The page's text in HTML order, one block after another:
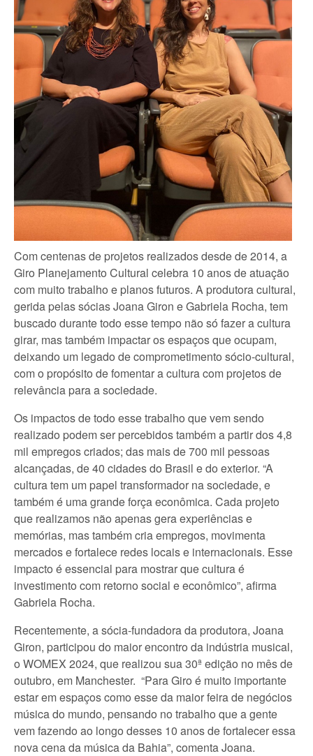
Com centenas de projetos realizados desde de 2014, a
Giro Planejamento Cultural celebra 10 anos de atuação
com muito trabalho e planos futuros. A produtora cultural,
gerida pelas sócias Joana Giron e Gabriela Rocha, tem
buscado durante todo esse tempo não só fazer a cultura
girar, mas também impactar os espaços que ocupam,
deixando um legado de comprometimento sócio-cultural,
com o propósito de fomentar a cultura com projetos de
relevância para a sociedade.
Os impactos de todo esse trabalho que vem sendo
realizado podem ser percebidos também a partir dos 4,8
mil empregos criados; das mais de 700 mil pessoas
alcançadas, de 40 cidades do Brasil e do exterior. “A
cultura tem um papel transformador na sociedade, e
também é uma grande força econômica. Cada projeto
que realizamos não apenas gera experiências e
memórias, mas também cria empregos, movimenta
mercados e fortalece redes locais e internacionais. Esse
impacto é essencial para mostrar que cultura é
investimento com retorno social e econômico”, afirma
Gabriela Rocha.
Recentemente, a sócia-fundadora da produtora, Joana
Giron, participou do maior encontro da indústria musical,
o WOMEX 2024, que realizou sua 30ª edição no mês de
outubro, em Manchester. “Para Giro é muito importante
estar em espaços como esse da maior feira de negócios
música do mundo, pensando no trabalho que a gente
vem fazendo ao longo desses 10 anos de fortalecer essa
nova cena da música da Bahia”, comenta Joana.